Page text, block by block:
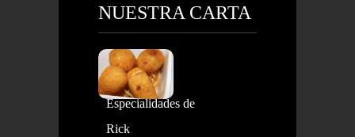
NUESTRA CARTA
Especialidades de
Rick